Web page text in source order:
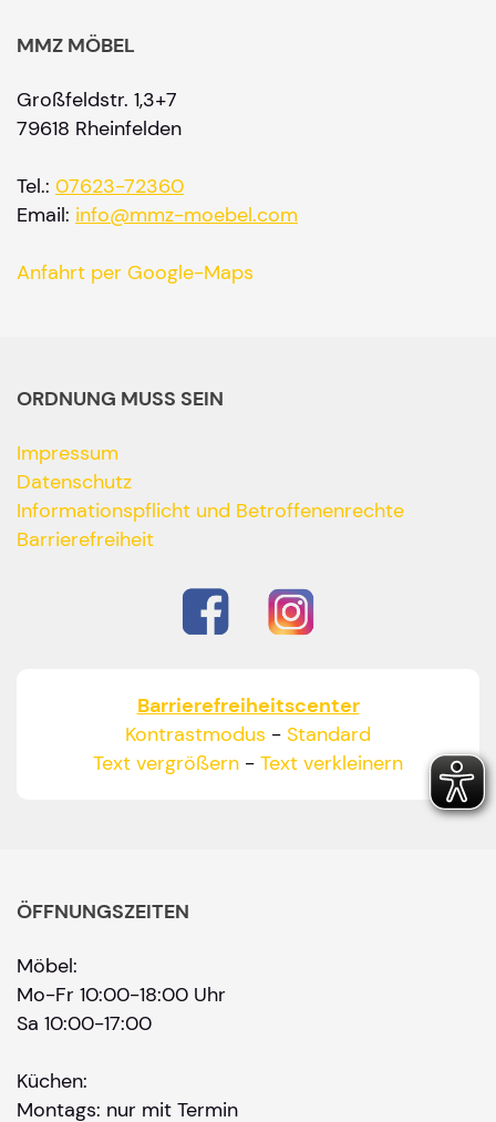
MMZ MÖBEL
Großfeldstr. 1,3+7
79618 Rheinfelden
Tel.: 07623-72360
Email: info@mmz-moebel.com
Anfahrt per Google-Maps
ORDNUNG MUSS SEIN
Impressum
Datenschutz
Informationspflicht und Betroffenenrechte
Barrierefreiheit
Barrierefreiheitscenter
Kontrastmodus - Standard
Text vergrößern - Text verkleinern
ÖFFNUNGSZEITEN
Möbel:
Mo-Fr 10:00-18:00 Uhr
Sa 10:00-17:00
Küchen:
Montags: nur mit Termin